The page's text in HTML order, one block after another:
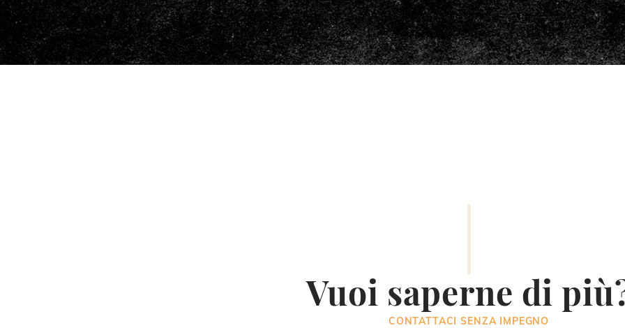
Vuoi saperne di
CONTATTACI SENZA IMPEGNO